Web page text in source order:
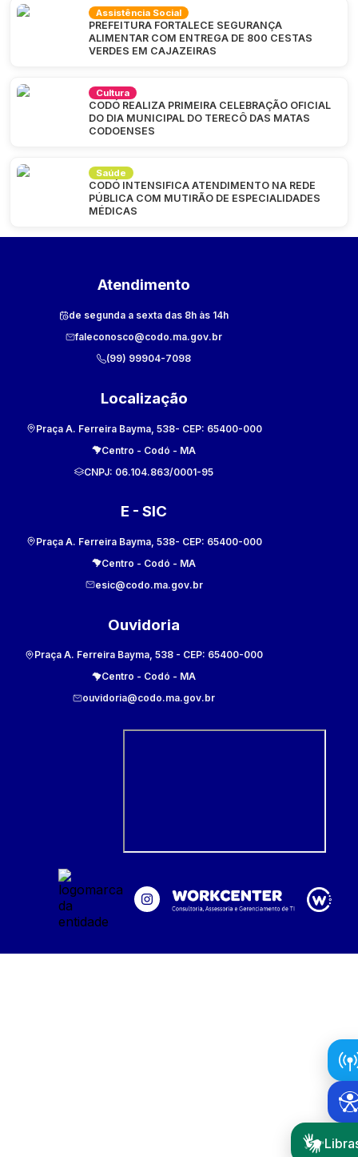
Assistência Social
PREFEITURA FORTALECE SEGURANÇA
ALIMENTAR COM ENTREGA DE 800 CESTAS
VERDES EM CAJAZEIRAS
Cultura
CODÓ REALIZA PRIMEIRA CELEBRAÇÃO OFICIAL
DO DIA MUNICIPAL DO TERECÔ DAS MATAS
CODOENSES
Saúde
CODÓ INTENSIFICA ATENDIMENTO NA REDE
PÚBLICA COM MUTIRÃO DE ESPECIALIDADES
MÉDICAS
Atendimento
de segunda a sexta das 8h às 14h
faleconosco@codo.ma.gov.br
(99) 99904-7098
Localização
Praça A. Ferreira Bayma, 538- CEP: 65400-000
Centro - Codó - MA
CNPJ: 06.104.863/0001-95
E - SIC
Praça A. Ferreira Bayma, 538- CEP: 65400-000
Centro - Codó - MA
esic@codo.ma.gov.br
Ouvidoria
Praça A. Ferreira Bayma, 538 - CEP: 65400-000
Centro - Codó - MA
ouvidoria@codo.ma.gov.br